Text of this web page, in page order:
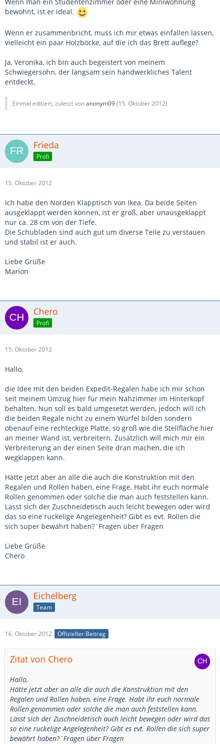
bewohnt, ist er ideal.
Wenn er zusammenbricht, muss ich mir etwas einfallen lassen,
vielleicht ein paar Holzböcke, auf die ich das Brett auflege?
Ja, Veronika, ich bin auch begeistert von meinem
Schwiegersohn, der langsam sein handwerkliches Talent
entdeckt.
Einmal editiert, zuletzt vonanonym09(15. Oktober 2012)
Frieda
Profi
15. Oktober 2012
Ich habe den Norden Klapptisch von Ikea. Da beide Seiten
ausgeklappt werden können, ist er groß, aber unausgeklappt
nur ca. 28 cm von der Tiefe.
Die Schubladen sind auch gut um diverse Teile zu verstauen
und stabil ist er auch.
Liebe Grüße
Marion
Chero
Profi
15. Oktober 2012
Hallo,
die Idee mit den beiden Expedit-Regalen habe ich mir schon
seit meinem Umzug hier für mein Nähzimmer im Hinterkopf
behalten. Nun soll es bald umgesetzt werden, jedoch will ich
die beiden Regale nicht zu einem Würfel bilden sondern
obenauf eine rechteckige Platte, so groß wie die Stellfläche hier
an meiner Wand ist, verbreitern. Zusätzlich will mich mir ein
Verbreiterung an der einen Seite dran machen, die ich
wegklappen kann.
Hätte jetzt aber an alle die auch die Konstruktion mit den
Regalen und Rollen haben, eine Frage. Habt ihr euch normale
Rollen genommen oder solche die man auch feststellen kann.
Lässt sich der Zuschneidetisch auch leicht bewegen oder wird
das so eine ruckelige Angelegenheit? Gibt es evt. Rollen die
sich super bewährt haben?`Fragen über Fragen
Liebe Grüße
Chero
Eichelberg
Team
16. Oktober 2012 Offizieller Beitrag
Zitat von Chero
Hallo,
Hätte jetzt aber an alle die auch die Konstruktion mit den
Regalen und Rollen haben, eine Frage. Habt ihr euch normale
Rollen genommen oder solche die man auch feststellen kann.
Lässt sich der Zuschneidetisch auch leicht bewegen oder wird das
so eine ruckelige Angelegenheit? Gibt es evt. Rollen die sich super
bewährt haben?`Fragen über Fragen